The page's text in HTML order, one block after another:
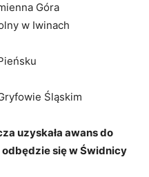
Góra
w Iwinach
Śląskim
uzyskała awans do
się w Świdnicy